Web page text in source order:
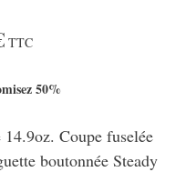
TTC
50%
Coupe fuselée
boutonnée Steady